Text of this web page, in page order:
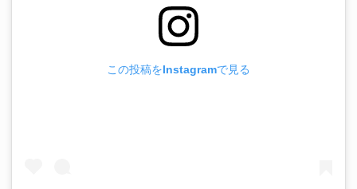
この投稿をInstagramで見る